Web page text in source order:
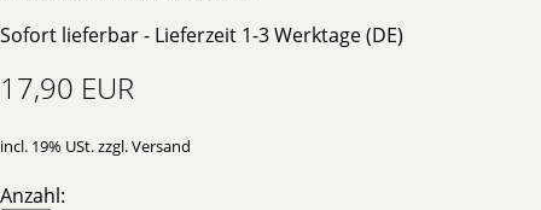
Sofort lieferbar - Lieferzeit 1-3 Werktage (DE)
17,90 EUR
incl. 19% USt. zzgl. Versand
Anzahl: